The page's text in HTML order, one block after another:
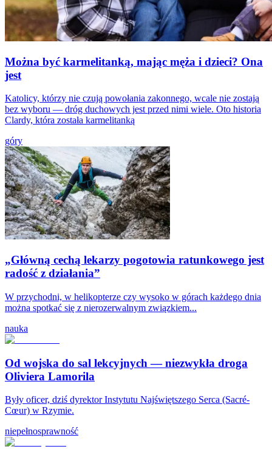
Można być karmelitanką, mając męża i dzieci? Ona
jest
Katolicy, którzy nie czują powołania zakonnego, wcale nie zostają
bez wyboru — dróg duchowych jest przed nimi wiele. Oto historia
Clardy, która została karmelitanką
góry
„Główną cechą lekarzy pogotowia ratunkowego jest
radość z działania”
W przychodni, w helikopterze czy wysoko w górach każdego dnia
można spotkać się z nierozerwalnym związkiem...
nauka
Od wojska do sal lekcyjnych — niezwykła droga
Oliviera Lamorila
Były oficer, dziś dyrektor Instytutu Najświętszego Serca (Sacré-
Cœur) w Rzymie.
niepełnosprawność